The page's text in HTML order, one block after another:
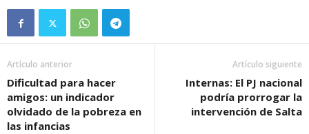
Artículo anterior
Dificultad para hacer
amigos: un indicador
olvidado de la pobreza en
las infancias
Artículo siguiente
Internas: El PJ nacional
podría prorrogar la
intervención de Salta